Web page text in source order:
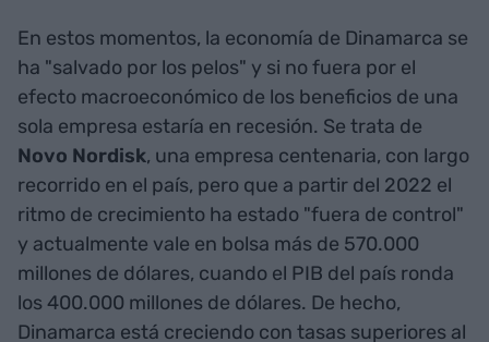
En estos momentos, la economía de Dinamarca se
ha "salvado por los pelos" y si no fuera por el
efecto macroeconómico de los beneficios de una
sola empresa estaría en recesión. Se trata de
Novo Nordisk, una empresa centenaria, con largo
recorrido en el país, pero que a partir del 2022 el
ritmo de crecimiento ha estado "fuera de control"
y actualmente vale en bolsa más de 570.000
millones de dólares, cuando el PIB del país ronda
los 400.000 millones de dólares. De hecho,
Dinamarca está creciendo con tasas superiores al